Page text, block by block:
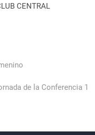
CENTRAL
de la Conferencia 1